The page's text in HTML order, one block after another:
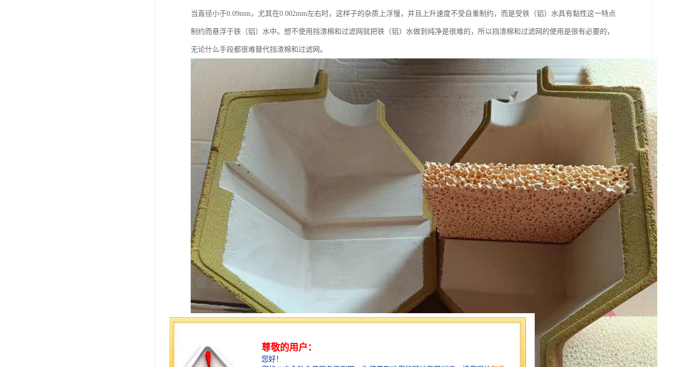
当直径小于0.09mm，尤其在0.002mm左右时，这样子的杂质上浮慢，并且上升速度不受自重制约，而是受铁（铝）水具有黏性这一特点
制约而悬浮于铁（铝）水中。想不使用挡渣棉和过滤网就把铁（铝）水做到纯净是很难的，所以挡渣棉和过滤网的使用是很有必要的，
无论什么手段都很难替代挡渣棉和过滤网。